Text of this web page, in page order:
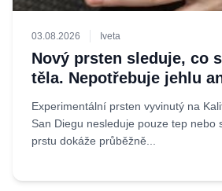
03.08.2026 Iveta
Nový prsten sleduje, co
těla. Nepotřebuje jehlu
Experimentální prsten vyvinutý na
San Diegu nesleduje pouze tep nebo
prstu dokáže průběžně...